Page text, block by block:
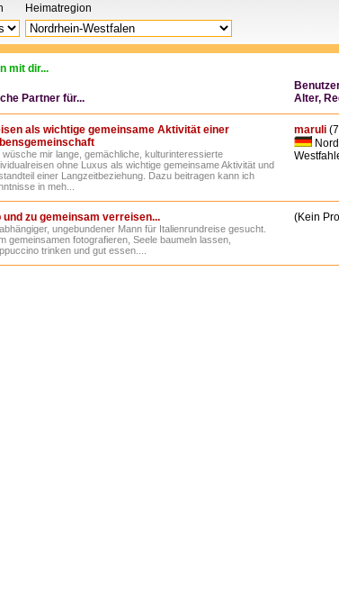
Heimatregion
mit dir...
Partner für...
Alter,
als wichtige gemeinsame Aktivität einer
wüsche mir lange, gemächliche, kulturinteressierte
ohne Luxus als wichtige gemeinsame Aktivität und
einer Langzeitbeziehung. Dazu beitragen kann ich
in meh...
maruli
und zu gemeinsam verreisen...
ungebundener Mann für Italienrundreise gesucht.
gemeinsamen fotografieren, Seele baumeln lassen,
trinken und gut essen....
(Kein